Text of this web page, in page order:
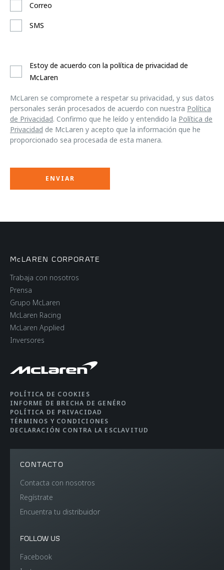
Correo
SMS
Estoy de acuerdo con la política de privacidad de
McLaren
McLaren se compromete a respetar su privacidad, y sus datos
personales serán procesados de acuerdo con nuestra Política
de Privacidad. Confirmo que he leído y entendido la Política de
Privacidad de McLaren y acepto que la información que he
proporcionado sea procesada de esta manera.
McLAREN CORPORATE
Trabaja con nosotros
Prensa
Grupo McLaren
McLaren Racing
McLaren Applied
Inversores
POLÍTICA DE COOKIES
INFORME DE BRECHA DE GENÉRO
POLÍTICA DE PRIVACIDAD
TÉRMINOS Y CONDICIONES
DECLARACIÓN CONTRA LA ESCLAVITUD
CONTACTO
Contacta con nosotros
Regístrate
Encuentra tu distribuidor
FOLLOW US
Facebook